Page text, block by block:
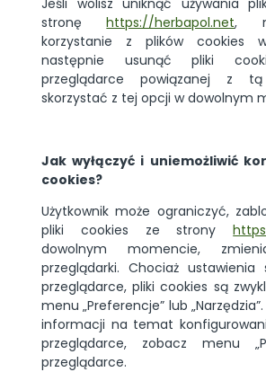
stronęhttps://herbapol.net,
korzystanie z plików cookies
następnie usunąć pliki
przeglądarce powiązanej z
skorzystać z tej opcji w dowolnym
Jak wyłączyć i uniemożliwić
cookies?
Użytkownik może ograniczyć,
pliki cookies ze strony
dowolnym momencie,
przeglądarki. Chociaż
przeglądarce, pliki cookies są
menu „Preferencje” lub
informacji na temat
przeglądarce, zobacz menu
przeglądarce.